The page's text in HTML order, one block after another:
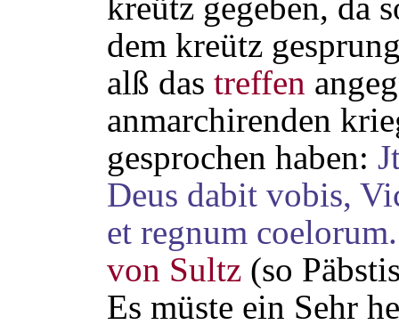
dem kreütz
alß das treffen
anmarchirenden
gesprochen haben:
Deus dabit vobis,
et regnum coelorum.
von Sultz (so
Es müste ein Sehr